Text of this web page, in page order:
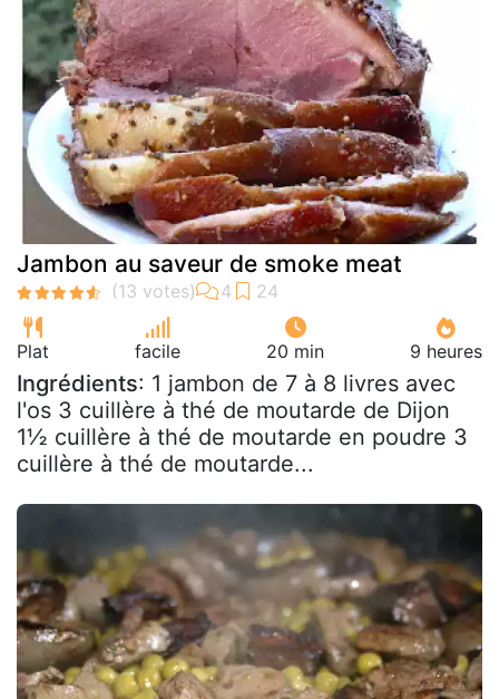
Jambon au saveur de smoke meat
Plat facile 20 min 9 heures
Ingrédients: 1 jambon de 7 à 8 livres avec
l'os 3 cuillère à thé de moutarde de Dijon
1½ cuillère à thé de moutarde en poudre 3
cuillère à thé de moutarde...